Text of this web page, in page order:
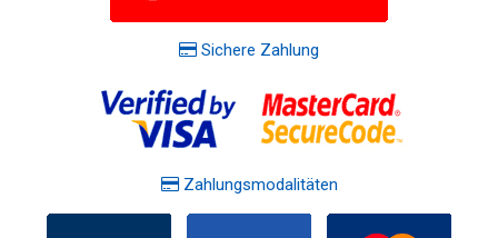
Sichere Zahlung
Zahlungsmodalitäten